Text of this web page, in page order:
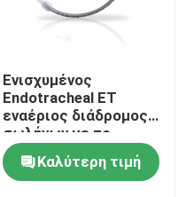
Ενισχυμένος
Endotracheal ET
εναέριος διάδρομος
σωλήνων με το
όργανο ελέγχου
πίεσης Intracuff
Καλύτερη τιμή